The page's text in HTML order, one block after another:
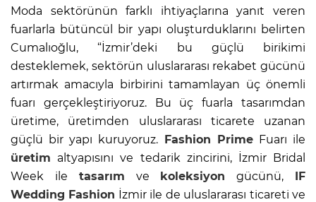
Moda sektörünün farklı ihtiyaçlarına yanıt veren
fuarlarla bütüncül bir yapı oluşturduklarını belirten
Cumalıoğlu, “İzmir’deki bu güçlü birikimi
desteklemek, sektörün uluslararası rekabet gücünü
artırmak amacıyla birbirini tamamlayan üç önemli
fuarı gerçekleştiriyoruz. Bu üç fuarla tasarımdan
üretime, üretimden uluslararası ticarete uzanan
güçlü bir yapı kuruyoruz. Fashion PrimeFuarı ile
üretim altyapısını ve tedarik zincirini, İzmir Bridal
Week ile tasarım ve koleksiyon gücünü, IF
Wedding Fashion İzmir ile de uluslararası ticareti ve